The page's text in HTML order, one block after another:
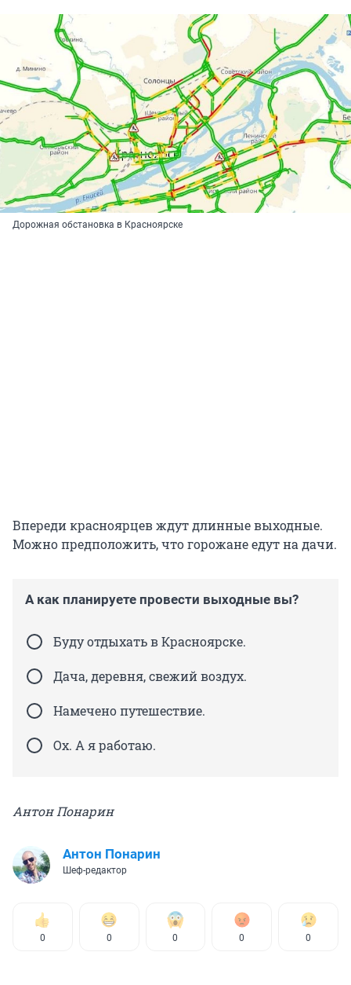
Дорожная обстановка в Красноярске
Впереди красноярцев ждут длинные выходные.
Можно предположить, что горожане едут на дачи.
А как планируете провести выходные вы?
Буду отдыхать в Красноярске.
Дача, деревня, свежий воздух.
Намечено путешествие.
Ох. А я работаю.
Антон Понарин
Антон Понарин
Шеф-редактор
0 0 0 0 0